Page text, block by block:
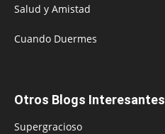
Salud y Amistad
Cuando Duermes
Otros Blogs Interesantes
Supergracioso